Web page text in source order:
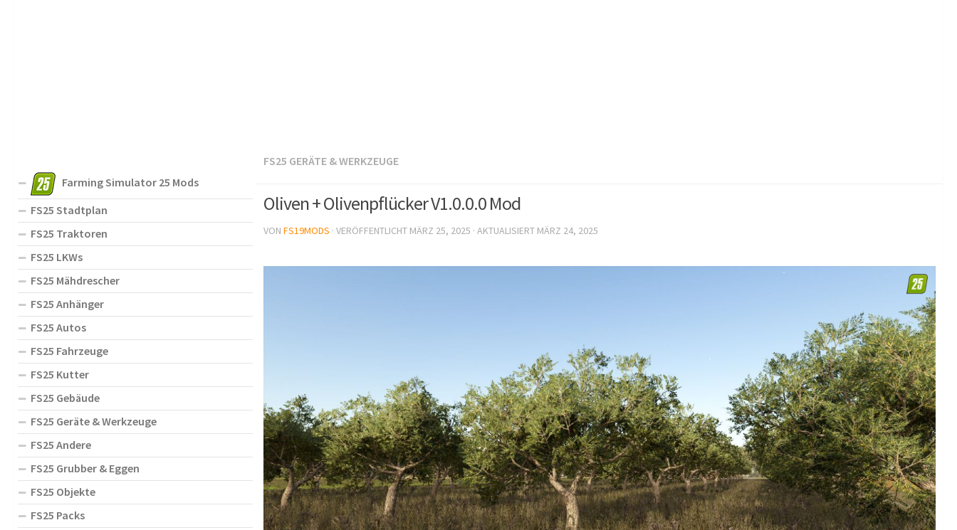
FS25 GERÄTE & WERKZEUGE
Oliven + Olivenpflücker V1.0.0.0 Mod
VON FS19MODS · VERÖFFENTLICHT MÄRZ 25, 2025 · AKTUALISIERT MÄRZ 24, 2025
Farming Simulator 25 Mods
FS25 Stadtplan
FS25 Traktoren
FS25 LKWs
FS25 Mähdrescher
FS25 Anhänger
FS25 Autos
FS25 Fahrzeuge
FS25 Kutter
FS25 Gebäude
FS25 Geräte & Werkzeuge
FS25 Andere
FS25 Grubber & Eggen
FS25 Objekte
FS25 Packs